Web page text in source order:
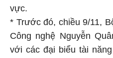
vực.
* Trướcđó, chiều 9/11,
Công nghệ Nguyễn
với các đại biểu tài